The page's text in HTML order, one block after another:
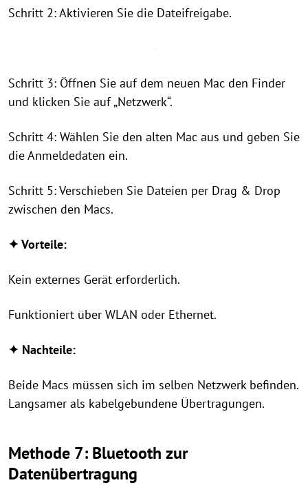
Schritt 2: Aktivieren Sie die Dateifreigabe.
Schritt 3: Öffnen Sie auf dem neuen Mac den Finder
und klicken Sie auf „Netzwerk“.
Schritt 4: Wählen Sie den alten Mac aus und geben Sie
die Anmeldedaten ein.
Schritt 5: Verschieben Sie Dateien per Drag & Drop
zwischen den Macs.
✦ Vorteile:
Kein externes Gerät erforderlich.
Funktioniert über WLAN oder Ethernet.
✦ Nachteile:
Beide Macs müssen sich im selben Netzwerk befinden.
Langsamer als kabelgebundene Übertragungen.
Methode 7: Bluetooth zur
Datenübertragung